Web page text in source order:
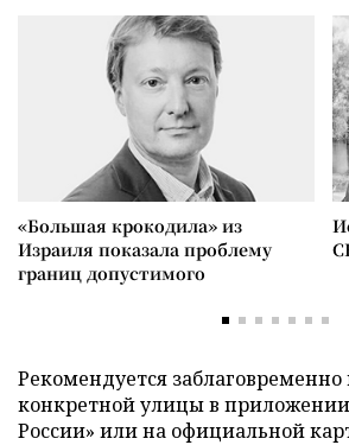
«Большая крокодила» из
Израиля показала проблему
границ допустимого
Рекомендуется заблаговременно
конкретной улицы в
России» или на официальной